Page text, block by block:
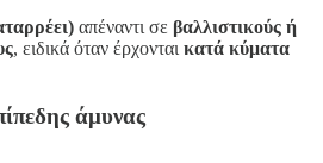
απέναντι σε βαλλιστικούς ή
, ειδικά όταν έρχονται κατά κύματα
άμυνας